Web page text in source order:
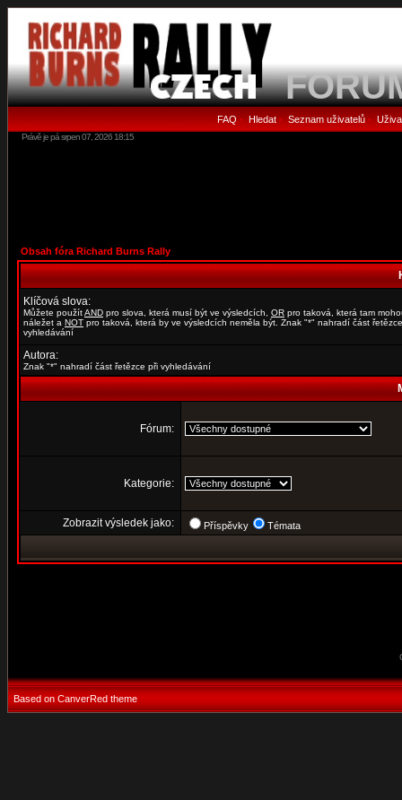
FAQ • Hledat• Seznam uživatelů•
Právě je pá srpen 07, 2026 18:15
Obsah fóra Richard Burns Rally
Klíčová slova:
Můžete použítAND pro slova, která musí být ve výsledcích, OR pro taková, která tam
náležet a NOT pro taková, která by ve výsledcích neměla být. Znak "*" nahradí část
vyhledávání
Autora:
Znak "*" nahradí část řetězce při vyhledávání
Fórum:
Kategorie:
Zobrazit výsledek jako: Příspěvky Témata
Based on CanverRed theme